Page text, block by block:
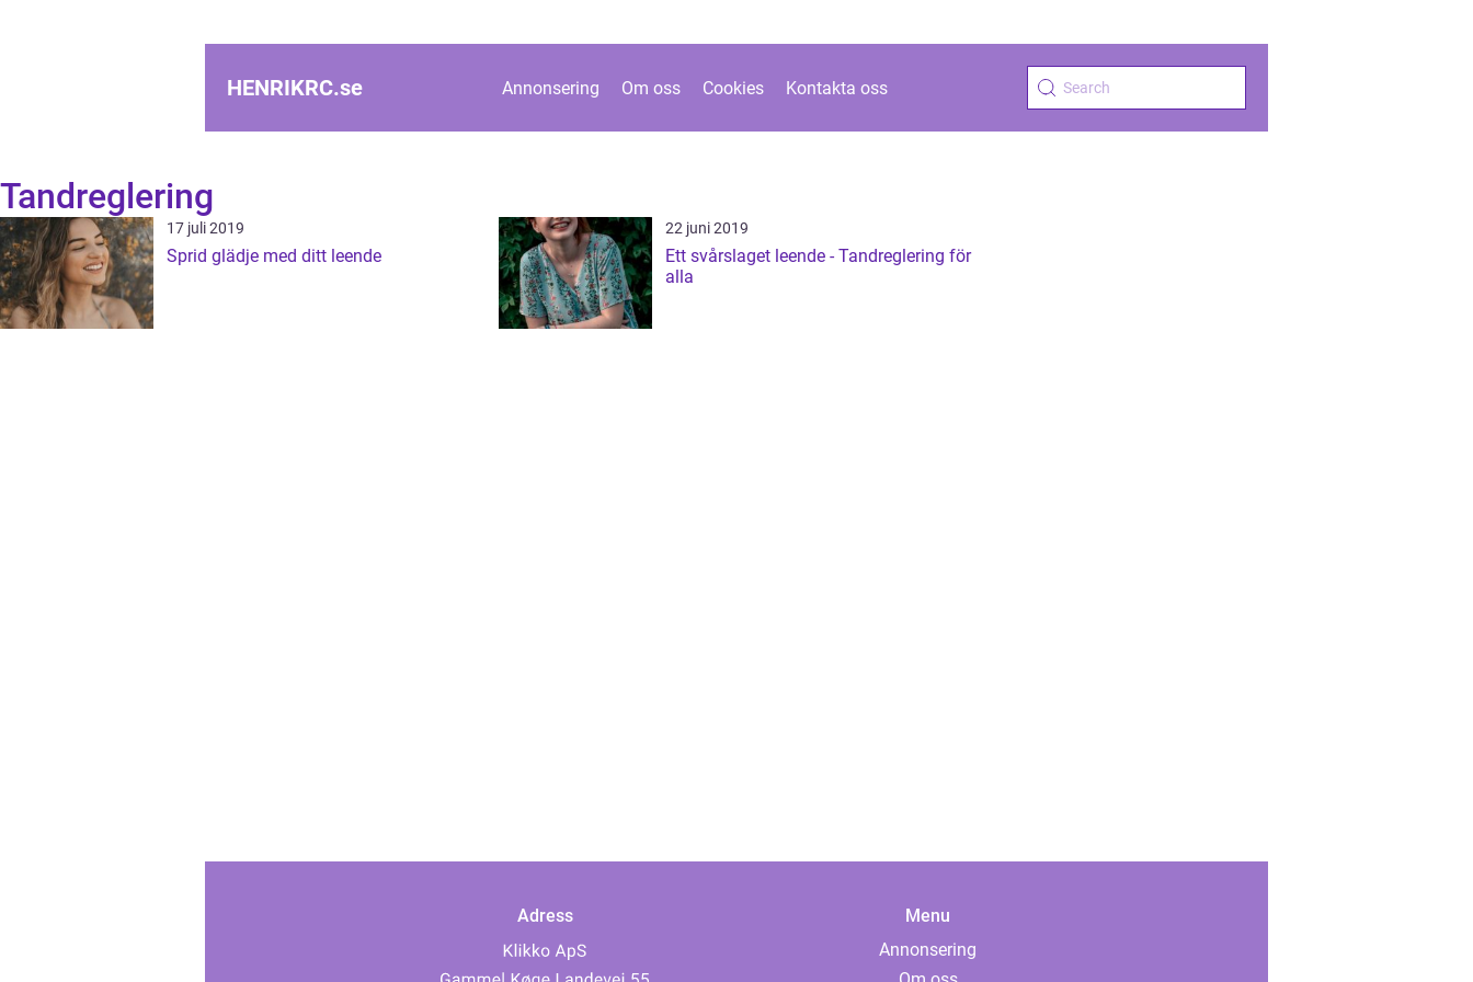
HENRIKRC.se Annonsering Om oss Cookies Kontakta oss
Tandreglering
17 juli 2019
Sprid glädje med ditt leende
22 juni 2019
Ett svårslaget leende - Tandreglering för
alla
Adress
Menu
Annonsering